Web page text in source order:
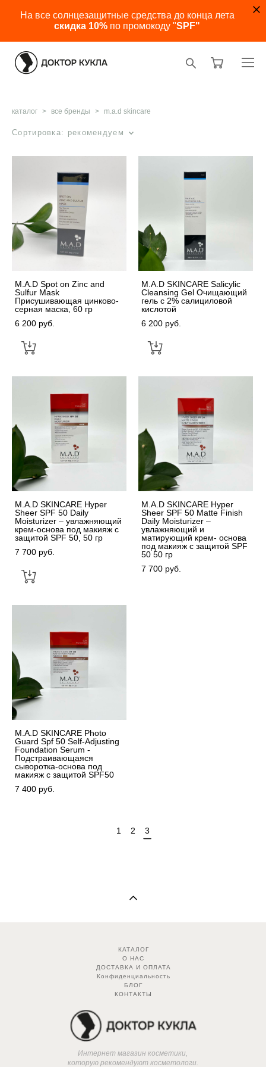
На все солнцезащитные средства до конца лета
скидка 10% по промокоду "SPF"
каталог > все бренды > m.a.d skincare
Сортировка: рекомендуем
M.A.D Spot on Zinc and
Sulfur Mask
Присушивающая цинково-
серная маска, 60 гр
6 200 pуб.
M.A.D SKINCARE Salicylic
Cleansing Gel Очищающий
гель с 2% салициловой
кислотой
6 200 pуб.
M.A.D SKINCARE Hyper
Sheer SPF 50 Daily
Moisturizer – увлажняющий
крем-основа под макияж с
защитой SPF 50, 50 гр
7 700 pуб.
M.A.D SKINCARE Hyper
Sheer SPF 50 Matte Finish
Daily Moisturizer –
увлажняющий и
матирующий крем- основа
под макияж с защитой SPF
50 50 гр
7 700 pуб.
M.A.D SKINCARE Photo
Guard Spf 50 Self-Adjusting
Foundation Serum -
Подстраивающаяся
сыворотка-основа под
макияж с защитой SPF50
7 400 pуб.
1 2 3
КАТАЛОГ
О НАС
ДОСТАВКА И ОПЛАТА
Конфиденциальность
БЛОГ
КОНТАКТЫ
Интернет магазин косметики,
которую рекомендуют косметологи.